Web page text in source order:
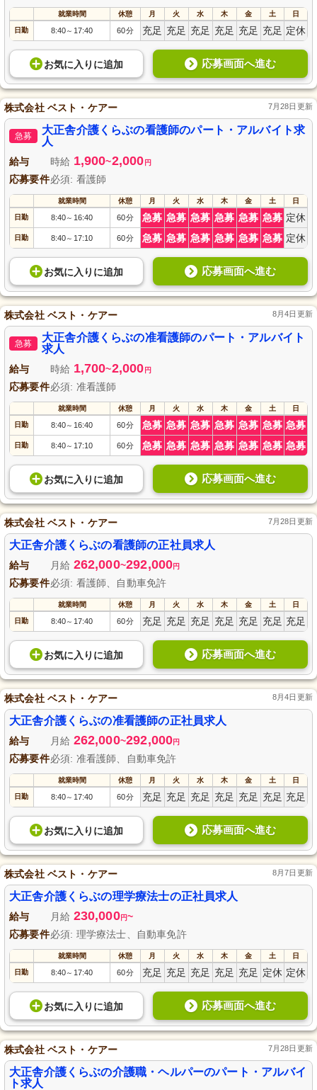
就業時間 休憩 月 火 水 木 金 土 日
日勤 8:40～ 17:40 60分 充足 充足 充足 充足 充足 充足 定休
お気に入り に追加 応募画面へ進む
株式会社 ベスト・ケアー 7月28日更新
急募
大正舎介護くらぶの看護師のパート・アルバイト求
人
給与 時給 1,900~2,000 円
応募要件必須: 看護師
就業時間 休憩 月 火 水 木 金 土 日
日勤 8:40～ 16:40 60分 急募 急募 急募 急募 急募 急募 定休
日勤 8:40～ 17:10 60分 急募 急募 急募 急募 急募 急募 定休
お気に入り に追加 応募画面へ進む
株式会社 ベスト・ケアー 8月4日更新
急募
大正舎介護くらぶの准看護師のパート・アルバイト
求人
給与 時給 1,700~2,000 円
応募要件必須: 准看護師
就業時間 休憩 月 火 水 木 金 土 日
日勤 8:40～ 16:40 60分 急募 急募 急募 急募 急募 急募 急募
日勤 8:40～ 17:10 60分 急募 急募 急募 急募 急募 急募 急募
お気に入り に追加 応募画面へ進む
株式会社 ベスト・ケアー 7月28日更新
大正舎介護くらぶの看護師の正社員求人
給与 月給 262,000~292,000円
応募要件必須: 看護師、自動車免許
就業時間 休憩 月 火 水 木 金 土 日
日勤 8:40～ 17:40 60分 充足 充足 充足 充足 充足 充足 充足
お気に入り に追加 応募画面へ進む
株式会社 ベスト・ケアー 8月4日更新
大正舎介護くらぶの准看護師の正社員求人
給与 月給 262,000~292,000円
応募要件必須: 准看護師、自動車免許
就業時間 休憩 月 火 水 木 金 土 日
日勤 8:40～ 17:40 60分 充足 充足 充足 充足 充足 充足 充足
お気に入り に追加 応募画面へ進む
株式会社 ベスト・ケアー 8月7日更新
大正舎介護くらぶの理学療法士の正社員求人
給与 月給 230,000円~
応募要件必須: 理学療法士、自動車免許
就業時間 休憩 月 火 水 木 金 土 日
日勤 8:40～ 17:40 60分 充足 充足 充足 充足 充足 定休 定休
お気に入り に追加 応募画面へ進む
株式会社 ベスト・ケアー 7月28日更新
大正舎介護くらぶの介護職・ヘルパーのパート・アルバイ
ト求人